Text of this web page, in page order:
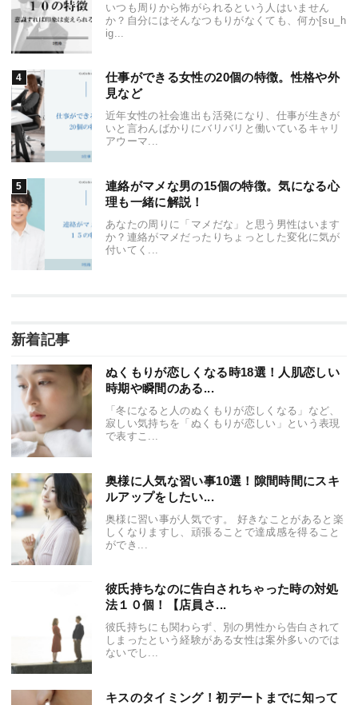
いつも周りから怖がられるという人はいません
か？自分にはそんなつもりがなくても、何か[su_h
ig...
仕事ができる女性の20個の特徴。性格や外
見など
近年女性の社会進出も活発になり、仕事が生きが
いと言わんばかりにバリバリと働いているキャリ
アウーマ...
連絡がマメな男の15個の特徴。気になる心
理も一緒に解説！
あなたの周りに「マメだな」と思う男性はいます
か？連絡がマメだったりちょっとした変化に気が
付いてく...
新着記事
ぬくもりが恋しくなる時18選！人肌恋しい
時期や瞬間のある...
「冬になると人のぬくもりが恋しくなる」など、
寂しい気持ちを「ぬくもりが恋しい」という表現
で表すこ...
奥様に人気な習い事10選！隙間時間にスキ
ルアップをしたい...
奥様に習い事が人気です。 好きなことがあると楽
しくなりますし、頑張ることで達成感を得ること
ができ...
彼氏持ちなのに告白されちゃった時の対処
法１０個！【店員さ...
彼氏持ちにも関わらず、別の男性から告白されて
しまったという経験がある女性は案外多いのでは
ないでし...
キスのタイミング！初デートまでに知って